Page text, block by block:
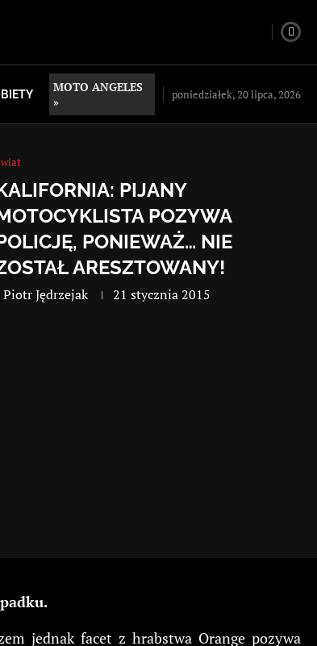
MOTO ANGELES
»
poniedziałek, 20 lipca, 2026
PIJANY
POZYWA
PONIEWAŻ… NIE
ARESZTOWANY!
Piotr Jędrzejak 21 stycznia 2015
jednak facet z hrabstwa Orange pozywa